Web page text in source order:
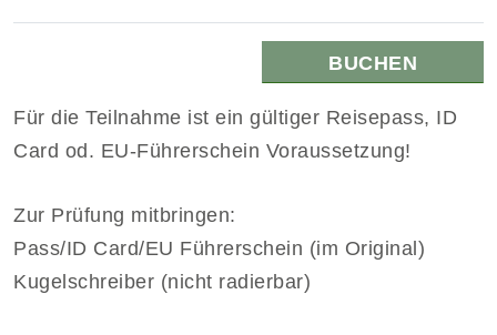
BUCHEN
Für die Teilnahme ist ein gültiger Reisepass, ID
Card od. EU-Führerschein Voraussetzung!
Zur Prüfung mitbringen:
Pass/ID Card/EU Führerschein (im Original)
Kugelschreiber (nicht radierbar)